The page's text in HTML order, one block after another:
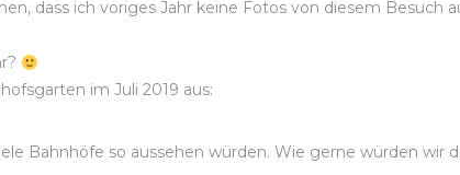
dass ich voriges Jahr keine Fotos von diesem Besuch
im Juli 2019 aus:
Bahnhöfe so aussehen würden. Wie gerne würden wir